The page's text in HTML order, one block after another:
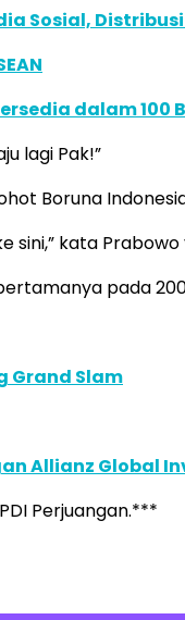
Sosial, Distribusi
dalam 100
lagi Pak!”
Boruna
sini,” kata
pada
Grand Slam
Allianz Global
Perjuangan.***